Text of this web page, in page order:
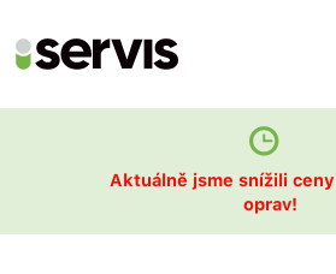
Aktuálně jsme snížili
oprav!